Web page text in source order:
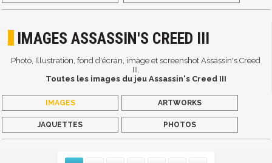
IMAGES ASSASSIN'S CREED III
Photo, Illustration, fond d'écran, image et screenshot Assassin's Creed
III.
Toutes les images du jeu Assassin's Creed III
IMAGES ARTWORKS
JAQUETTES PHOTOS